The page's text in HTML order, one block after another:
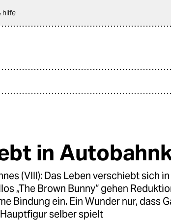
hilfe
in
(VIII): Das Leben verschiebt sich
„The Brown Bunny“ gehen
Bindung ein. Ein Wunder nur, dass
selber spielt